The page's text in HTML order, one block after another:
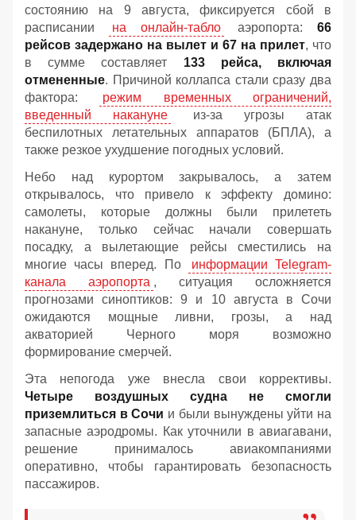
состоянию на 9 августа, фиксируется сбой в
расписании
на онлайн-табло аэропорта: 66
рейсов задержано на вылет и 67 на прилет, что
в сумме составляет 133 рейса, включая
отмененные. Причиной коллапса стали сразу два
фактора:
режим временных ограничений,
введенный накануне
из-за угрозы атак
беспилотных летательных аппаратов (БПЛА), а
также резкое ухудшение погодных условий.
Небо над курортом закрывалось, а затем
открывалось, что привело к эффекту домино:
самолеты, которые должны были прилететь
накануне, только сейчас начали совершать
посадку, а вылетающие рейсы сместились на
многие часы вперед. По
информации Telegram-
канала аэропорта , ситуация осложняется
прогнозами синоптиков: 9 и 10 августа в Сочи
ожидаются мощные ливни, грозы, а над
акваторией Черного моря возможно
формирование смерчей.
Эта непогода уже внесла свои коррективы.
Четыре воздушных судна не смогли
приземлиться в Сочи и были вынуждены уйти на
запасные аэродромы. Как уточнили в авиагавани,
решение принималось авиакомпаниями
оперативно, чтобы гарантировать безопасность
пассажиров.